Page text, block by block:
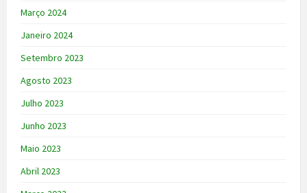
Março 2024
Janeiro 2024
Setembro 2023
Agosto 2023
Julho 2023
Junho 2023
Maio 2023
Abril 2023